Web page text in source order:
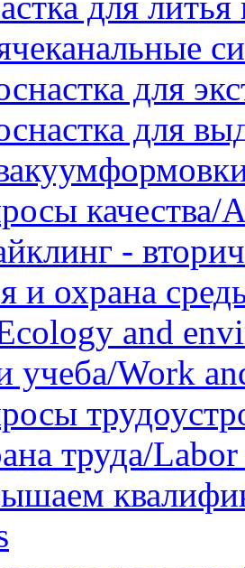
для
для
качества/
-
и охрана
and
учеба/Work
труда/Labor